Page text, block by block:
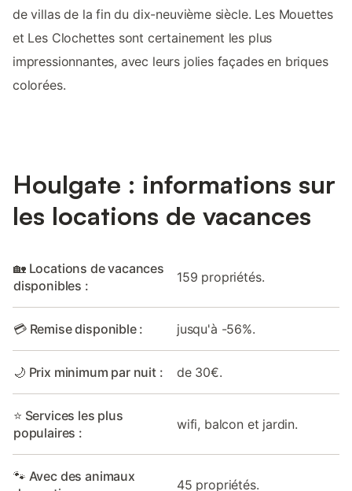
de villas de la fin du dix-neuvième siècle. Les Mouettes
et Les Clochettes sont certainement les plus
impressionnantes, avec leurs jolies façades en briques
colorées.
Houlgate : informations sur
les locations de vacances
🏡 Locations de vacances
disponibles :
159 propriétés.
💳 Remise disponible : jusqu'à -56%.
🌙 Prix minimum par nuit : de 30€.
⭐ Services les plus
populaires :
wifi, balcon et jardin.
🐾 Avec des animaux
45 propriétés.